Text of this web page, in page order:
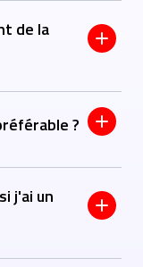
de la
?
j'ai un